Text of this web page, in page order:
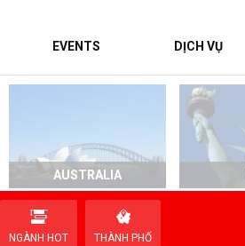
EVENTS DỊCH VỤ
AUSTRALIA
NGÀNH HOT THÀNH PHỐ